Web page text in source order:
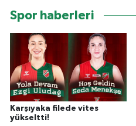
Spor haberleri
Karşıyaka filede vites
yükseltti!